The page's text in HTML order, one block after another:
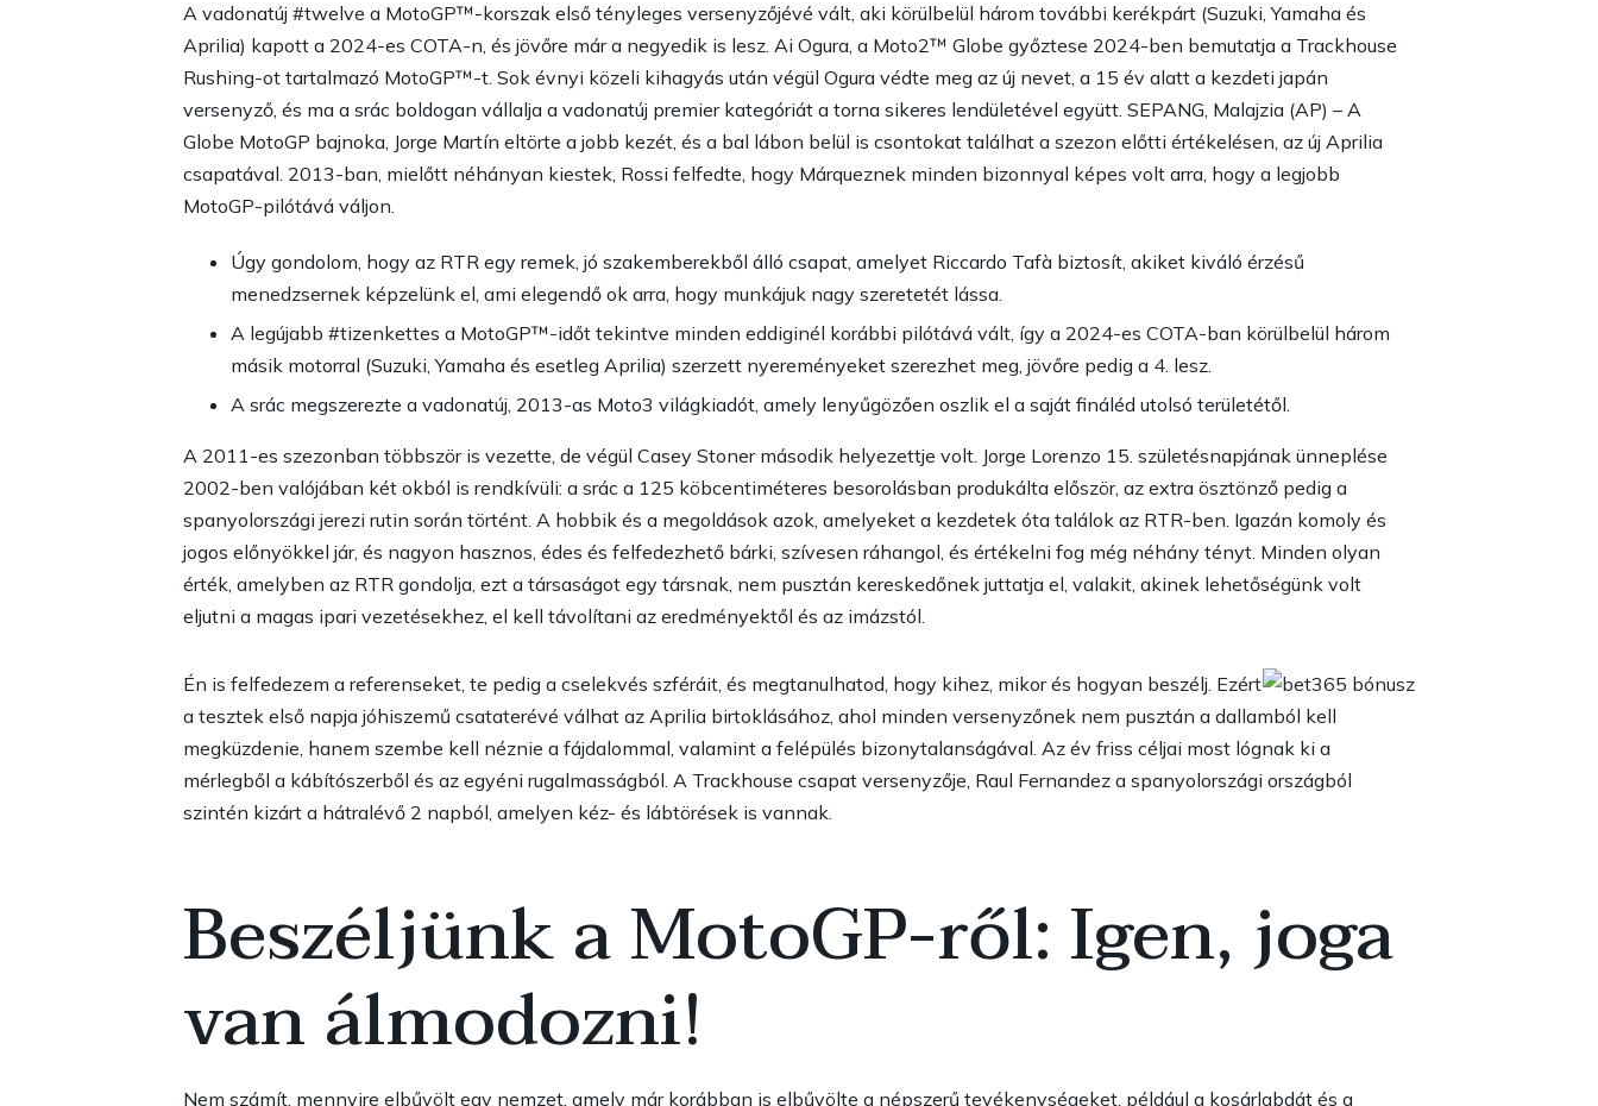
A vadonatúj #twelve a MotoGP™-korszak első tényleges versenyzőjévé vált, aki körülbelül három további kerékpárt (Suzuki, Yamaha és
Aprilia) kapott a 2024-es COTA-n, és jövőre már a negyedik is lesz. Ai Ogura, a Moto2™ Globe győztese 2024-ben bemutatja a Trackhouse
Rushing-ot tartalmazó MotoGP™-t. Sok évnyi közeli kihagyás után végül Ogura védte meg az új nevet, a 15 év alatt a kezdeti japán
versenyző, és ma a srác boldogan vállalja a vadonatúj premier kategóriát a torna sikeres lendületével együtt. SEPANG, Malajzia (AP) – A
Globe MotoGP bajnoka, Jorge Martín eltörte a jobb kezét, és a bal lábon belül is csontokat találhat a szezon előtti értékelésen, az új Aprilia
csapatával. 2013-ban, mielőtt néhányan kiestek, Rossi felfedte, hogy Márqueznek minden bizonnyal képes volt arra, hogy a legjobb
MotoGP-pilótává váljon.
Úgy gondolom, hogy az RTR egy remek, jó szakemberekből álló csapat, amelyet Riccardo Tafà biztosít, akiket kiváló érzésű
menedzsernek képzelünk el, ami elegendő ok arra, hogy munkájuk nagy szeretetét lássa.
A legújabb #tizenkettes a MotoGP™-időt tekintve minden eddiginél korábbi pilótává vált, így a 2024-es COTA-ban körülbelül három
másik motorral (Suzuki, Yamaha és esetleg Aprilia) szerzett nyereményeket szerezhet meg, jövőre pedig a 4. lesz.
A srác megszerezte a vadonatúj, 2013-as Moto3 világkiadót, amely lenyűgözően oszlik el a saját fináléd utolsó területétől.
A 2011-es szezonban többször is vezette, de végül Casey Stoner második helyezettje volt. Jorge Lorenzo 15. születésnapjának ünneplése
2002-ben valójában két okból is rendkívüli: a srác a 125 köbcentiméteres besorolásban produkálta először, az extra ösztönző pedig a
spanyolországi jerezi rutin során történt. A hobbik és a megoldások azok, amelyeket a kezdetek óta találok az RTR-ben. Igazán komoly és
jogos előnyökkel jár, és nagyon hasznos, édes és felfedezhető bárki, szívesen ráhangol, és értékelni fog még néhány tényt. Minden olyan
érték, amelyben az RTR gondolja, ezt a társaságot egy társnak, nem pusztán kereskedőnek juttatja el, valakit, akinek lehetőségünk volt
eljutni a magas ipari vezetésekhez, el kell távolítani az eredményektől és az imázstól.
Én is felfedezem a referenseket, te pedig a cselekvés szféráit, és megtanulhatod, hogy kihez, mikor és hogyan beszélj. Ezért
a tesztek első napja jóhiszemű csataterévé válhat az Aprilia birtoklásához, ahol minden versenyzőnek nem pusztán a dallamból kell
megküzdenie, hanem szembe kell néznie a fájdalommal, valamint a felépülés bizonytalanságával. Az év friss céljai most lógnak ki a
mérlegből a kábítószerből és az egyéni rugalmasságból. A Trackhouse csapat versenyzője, Raul Fernandez a spanyolországi országból
szintén kizárt a hátralévő 2 napból, amelyen kéz- és lábtörések is vannak.
Beszéljünk a MotoGP-ről: Igen, joga
van álmodozni!
Nem számít, mennyire elbűvölt egy nemzet, amely már korábban is elbűvölte a népszerű tevékenységeket, például a kosárlabdát és a